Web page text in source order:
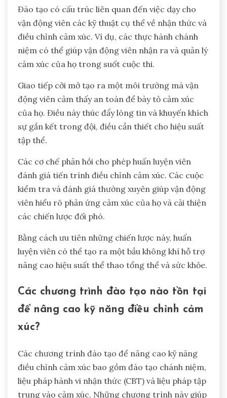
Huấn luyện viên có thể thực
hiện Hệ thống Điều chỉnh Cảm
xúc một cách hiệu quả như thế
Huấn luyện viên có thể thực hiện Hệ thống Điều
chỉnh Cảm xúc một cách hiệu quả bằng cách tích
hợp đào tạo có cấu trúc, thúc đẩy giao tiếp cởi mở
và sử dụng các cơ chế phản hồi. Những hệ thống
này nâng cao hiệu suất của vận động viên, khả
năng phục hồi tinh thần và động lực đội nhóm.
Đào tạo có cấu trúc liên quan đến việc dạy cho
vận động viên các kỹ thuật cụ thể về nhận thức và
điều chỉnh cảm xúc. Ví dụ, các thực hành chánh
niệm có thể giúp vận động viên nhận ra và quản lý
cảm xúc của họ trong suốt cuộc thi.
Giao tiếp cởi mở tạo ra một môi trường mà vận
của họ. Điều này thúc đẩy lòng tin và khuyến khích
sự gắn kết trong đội, điều cần thiết cho hiệu suất
tập thể.
đánh giá tiến trình điều chỉnh cảm xúc. Các cuộc
kiểm tra và đánh giá thường xuyên giúp vận động
viên hiểu rõ phản ứng cảm xúc của họ và cải thiện